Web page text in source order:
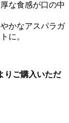
な食感が口の中
かなアスパラガ
に。
りご購入いただ